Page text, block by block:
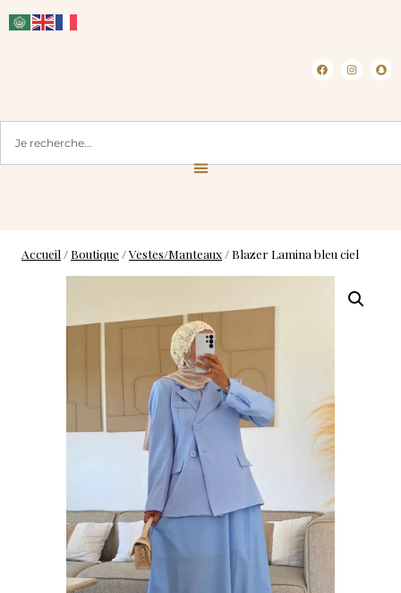
Accueil /Boutique /Vestes/Manteaux /Blazer Lamina bleu ciel